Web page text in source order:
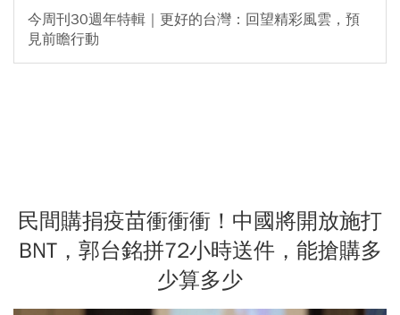
今周刊30週年特輯｜更好的台灣：回望精彩風雲，預
見前瞻行動
民間購捐疫苗衝衝衝！中國將開放施打
BNT，郭台銘拼72小時送件，能搶購多
少算多少